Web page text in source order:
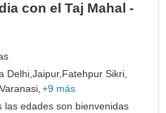
con el Taj Mahal -
Delhi,Jaipur,Fatehpur Sikri,
Varanasi, +9 más
las edades son bienvenidas